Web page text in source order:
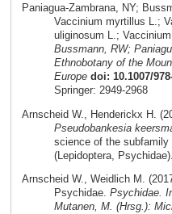
Paniagua-Zambrana, NY;
Vaccinium myrtillus L.;
uliginosum L.;
Bussmann, RW;
Ethnobotany of the
Europe doi: 10.1007/
Springer: 2949-2968
Arnscheid W., Henderickx H.
Pseudobankesia
science of the subfamily
(Lepidoptera, Psychidae).
Arnscheid W., Weidlich M.
Psychidae. Psychidae.
Mutanen, M. (Hrsg.):